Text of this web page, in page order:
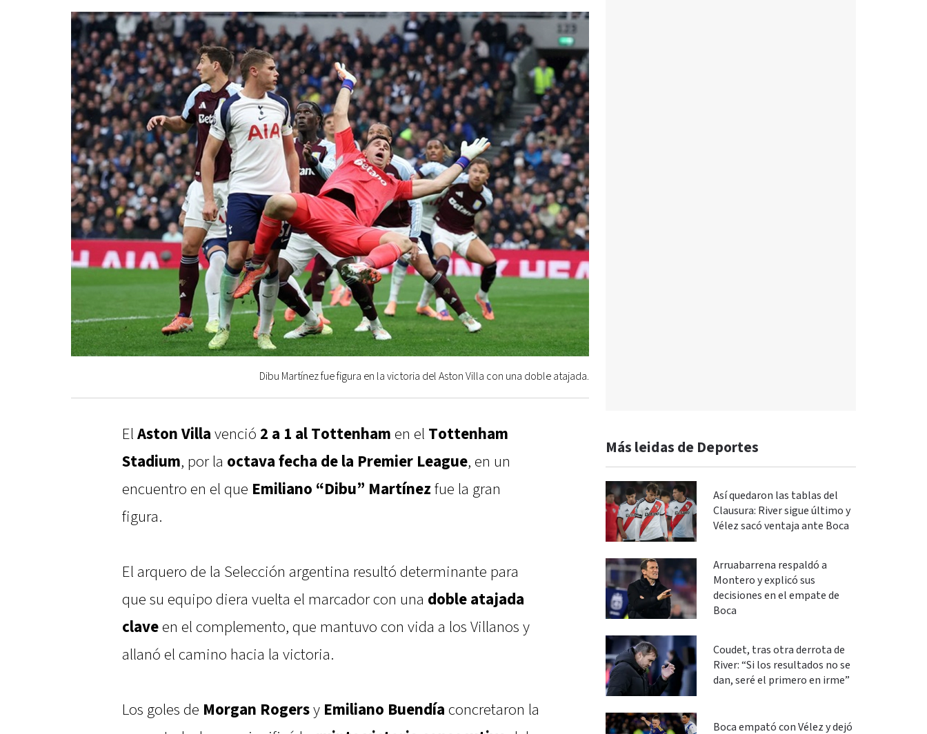
Dibu Martínez fue figura en la victoria del Aston Villa con una doble atajada.
El Aston Villa venció 2 a 1 al Tottenham en el Tottenham
Stadium, por la octava fecha de la Premier League, en un
encuentro en el que Emiliano “Dibu” Martínez fue la gran
figura.
El arquero de la Selección argentina resultó determinante para
que su equipo diera vuelta el marcador con una doble atajada
claveen el complemento, que mantuvo con vida a los Villanos y
allanó el camino hacia la victoria.
Los goles de Morgan Rogersy Emiliano Buendía concretaron la
Más leidas de Deportes
Así quedaron las tablas del
Clausura: River sigue último y
Vélez sacó ventaja ante Boca
Arruabarrena respaldó a
Montero y explicó sus
decisiones en el empate de
Boca
Coudet, tras otra derrota de
River: “Si los resultados no se
dan, seré el primero en irme”
Boca empató con Vélez y dejó